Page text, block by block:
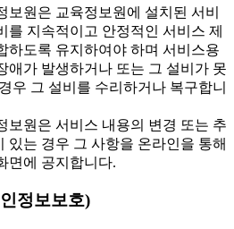
원은 교육정보원에 설치된 서비
를 지속적이고 안정적인 서비스 제
하도록 유지하여야 하며 서비스용
애가 발생하거나 또는 그 설비가 못
우 그 설비를 수리하거나 복구합니
보원은 서비스 내용의 변경 또는 추
있는 경우 그 사항을 온라인을 통해
면에 공지합니다.
정보보호)